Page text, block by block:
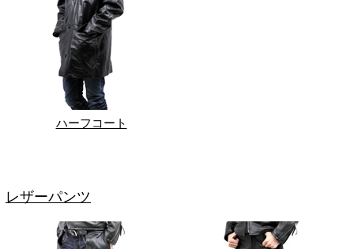
ハーフコート
レザーパンツ